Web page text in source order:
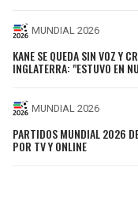
MUNDIAL 2026
KANE SE QUEDA SIN VOZ Y
INGLATERRA: "ESTUVO EN
MUNDIAL 2026
PARTIDOS MUNDIAL 2026
POR TV Y ONLINE